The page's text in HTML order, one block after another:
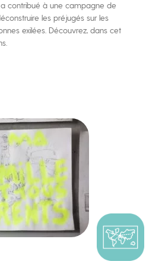
a contribué à une campagne de
les préjugés sur les
exilées. Découvrez, dans cet